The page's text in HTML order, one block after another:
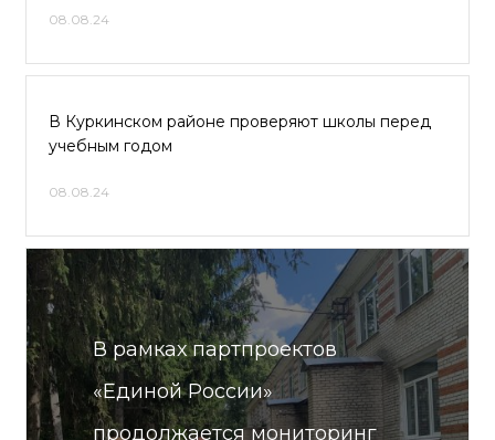
08.08.24
В Куркинском районе проверяют школы перед
учебным годом
08.08.24
В рамках партпроектов
«Единой России»
продолжается мониторинг